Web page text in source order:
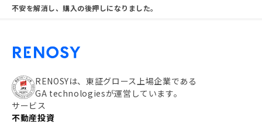
不安を解消し、購入の後押しになりました。
RENOSYは、東証グロース上場企業である
GA technologiesが運営しています。
サービス
不動産投資